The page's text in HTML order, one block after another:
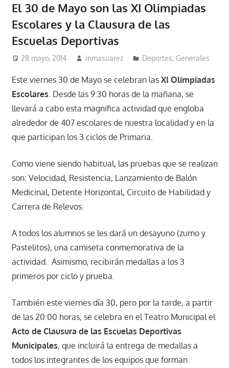
El 30 de Mayo son las XI Olimpiadas
Escolares y la Clausura de las
Escuelas Deportivas
28 mayo, 2014 inmasuarez Deportes, Generales
Este viernes 30 de Mayo se celebran las XI Olimpiadas
Escolares . Desde las 9:30 horas de la mañana, se
llevará a cabo esta magnifica actividad que engloba
alrededor de 407 escolares de nuestra localidad y en la
que participan los 3 ciclos de Primaria.
Como viene siendo habitual, las pruebas que se realizan
son: Velocidad, Resistencia, Lanzamiento de Balón
Medicinal, Detente Horizontal, Circuito de Habilidad y
Carrera de Relevos.
A todos los alumnos se les dará un desayuno (zumo y
Pastelitos), una camiseta conmemorativa de la
actividad. Asimismo, recibirán medallas a los 3
primeros por ciclo y prueba.
También este viernes día 30, pero por la tarde, a partir
de las 20:00 horas, se celebra en el Teatro Municipal el
Acto de Clausura de las Escuelas Deportivas
Municipales, que incluirá la entrega de medallas a
todos los integrantes de los equipos que forman